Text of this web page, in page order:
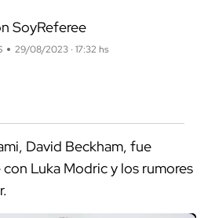
SoyReferee
29/08/2023 · 17:32 hs
David Beckham, fue
Luka Modric y los rumores